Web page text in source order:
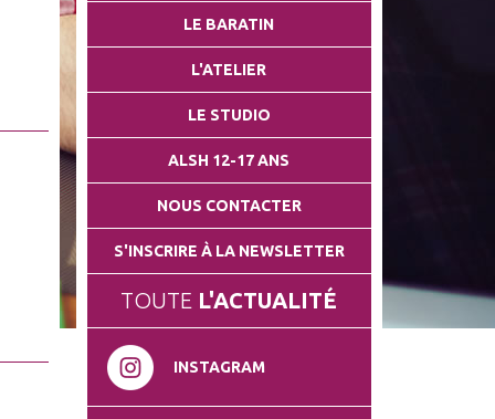
LE BARATIN
L'ATELIER
LE STUDIO
ALSH 12-17 ANS
NOUS CONTACTER
S'INSCRIRE À LA NEWSLETTER
TOUTE L'ACTUALITÉ
INSTAGRAM